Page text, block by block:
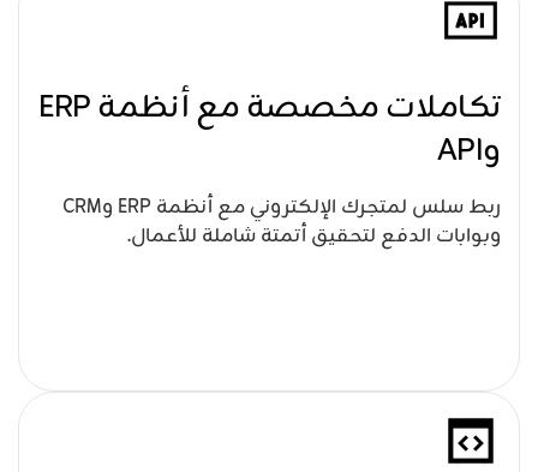
تكاملات مخصصة مع أنظمة ERP
وAPI
ربط سلس لمتجرك الإلكتروني مع أنظمة ERP وCRM
وبوابات الدفع لتحقيق أتمتة شاملة للأعمال.